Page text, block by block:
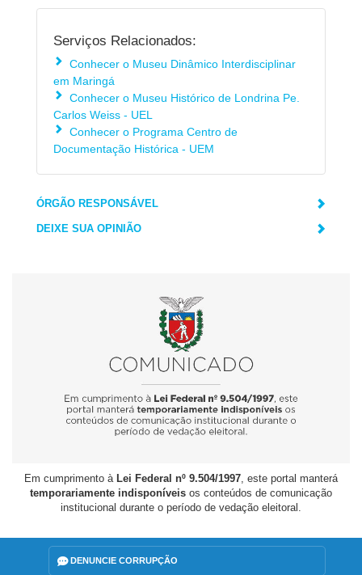
Serviços Relacionados:
Conhecer o Museu Dinâmico Interdisciplinar
em Maringá
Conhecer o Museu Histórico de Londrina Pe.
Carlos Weiss - UEL
Conhecer o Programa Centro de
Documentação Histórica - UEM
ÓRGÃO RESPONSÁVEL
DEIXE SUA OPINIÃO
Em cumprimento à Lei Federal nº 9.504/1997, este portal manterá
temporariamente indisponíveis os conteúdos de comunicação
institucional durante o período de vedação eleitoral.
DENUNCIE CORRUPÇÃO